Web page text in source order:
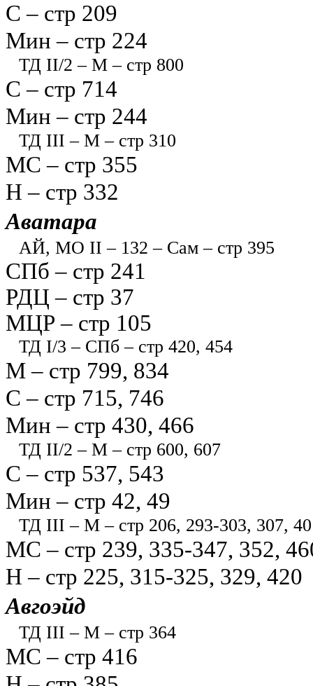
С – стр 209
Мин – стр 224
ТД II/2 – М – стр 800
С – стр 714
Мин – стр 244
ТД III – М – стр 310
МС – стр 355
Н – стр 332
Аватара
АЙ, МО II – 132 – Сам – стр 395
СПб – стр 241
РДЦ – стр 37
МЦР – стр 105
ТД I/3 – СПб – стр 420, 454
М – стр 799, 834
С – стр 715, 746
Мин – стр 430, 466
ТД II/2 – М – стр 600, 607
С – стр 537, 543
Мин – стр 42, 49
ТД III – М – стр 206, 293-303, 307,
МС – стр 239, 335-347, 352,
Н – стр 225, 315-325, 329, 420
Авгоэйд
ТД III – М – стр 364
МС – стр 416